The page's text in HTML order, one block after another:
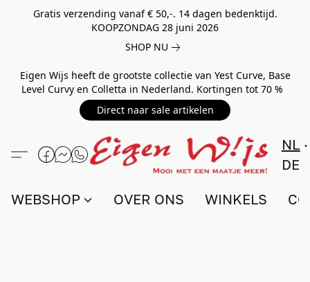
Gratis verzending vanaf € 50,-. 14 dagen bedenktijd.
KOOPZONDAG 28 juni 2026
SHOP NU
Eigen Wijs heeft de grootste collectie van Yest Curve, Base
Level Curvy en Colletta in Nederland. Kortingen tot 70 %
Direct naar sale artikelen
NL
DE
WEBSHOP OVER ONS WINKELS